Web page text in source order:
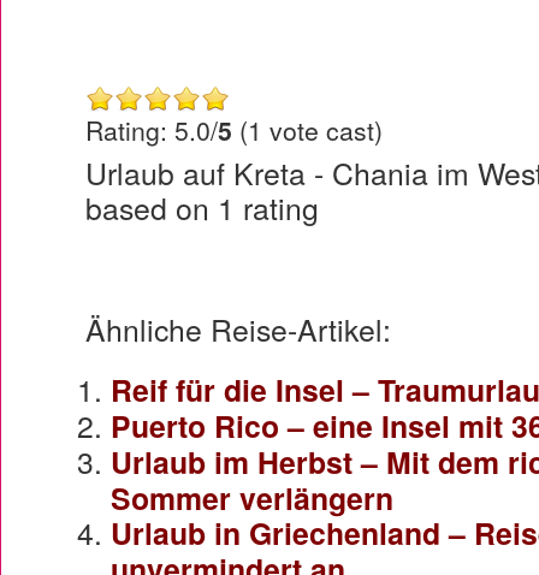
Rating: 5.0/5 (1 vote cast)
Urlaub auf Kreta - Chania im
based on 1 rating
Ähnliche Reise-Artikel:
Reif für die Insel –
Puerto Rico – eine Insel mit
Urlaub im Herbst – Mit dem
Sommer verlängern
Urlaub in Griechenland –